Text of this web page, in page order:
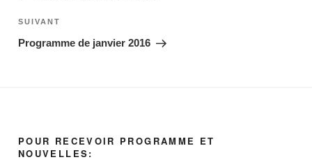
Article
SUIVANT
Programme de janvier 2016
POUR RECEVOIR PROGRAMME ET
NOUVELLES: